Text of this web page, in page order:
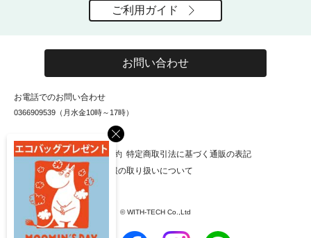
×
ご利用ガイド
お問い合わせ
お電話でのお問い合わせ
0366909539（月水金10時～17時）
お知らせ 会社概要 利用規約 特定商取引法に基づく通販の表記
個人情報保護方針 個人情報の取り扱いについて
© WITH-TECH Co.,Ltd